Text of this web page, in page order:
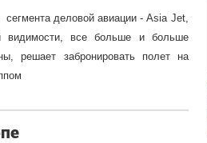
деловой авиации - Asia Jet,
видимости, все больше и больше
решает забронировать полет на